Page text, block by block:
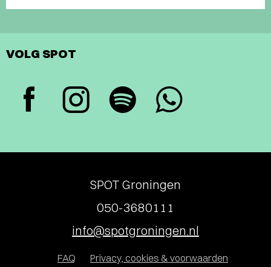
VOLG SPOT
SPOT Groningen
050-3680111
info@spotgroningen.nl
FAQ
Privacy, cookies & voorwaarden